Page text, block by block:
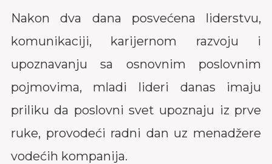
Nakon dva dana posvećena liderstvu,
komunikaciji, karijernom razvoju i
upoznavanju sa osnovnim poslovnim
pojmovima, mladi lideri danas imaju
priliku da poslovni svet upoznaju iz prve
ruke, provodeći radni dan uz menadžere
vodećih kompanija.